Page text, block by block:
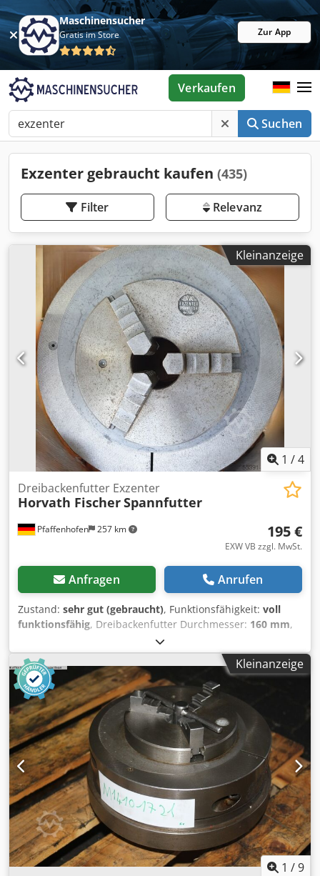
Maschinensucher
Gratis im Store Zur App
Suchen
Verkaufen
Exzenter gebraucht kaufen (435)
Filter Relevanz
Kleinanzeige
1 /4
Pfaffenhofen 257 km
Dreibackenfutter Exzenter
Horvath FischerSpannfutter
195 €
EXW VB zzgl. MwSt.
Anfragen Anrufen
Zustand: sehr gut (gebraucht), Funktionsfähigkeit: voll
funktionsfähig, Dreibackenfutter Durchmesser: 160 mm,
Dreibackenfutter Exzenter – Spannfutter 1 Stück
gebrauchtes, sehr gut erhaltenes Horvath Fischer Exzenter
Spannfutter (Dreibackenfutter) im Durchmesser 160,
maximal einstellbarer Exzenter Maß: 25 mm, Futter-
Anschluss zylindrisch Durchmesser 150, mit
Backenfutterschlüssel und einem Satz gehärteter
Stufenbacken sowie der Montage- und Betriebsanleitung
für das Horvath-Exzenterspannfutter in der vermutlich
originalen Holzkiste (Hahn & Kolb) Herstelljahr unbekannt.
Gewicht circa 8 kg Aus unserem eigenen Bestand.
Exzenter-Drehfutter zum Spannen Bespannung des
Werkstücks in einer Drehmaschine. Chodpfxeg Umb Es
Ahhoa Preis VHB Unsere Preisvorstellung liegt bei € 195,--
netto ab Standort zzgl. Verpackungskosten Bei allen techn.
Angaben Schreibfehler/Irrtum vorbehalten. Wir verkaufen
ausschließlich nur in Länder der Europäischen
Kleinanzeige
1 /9